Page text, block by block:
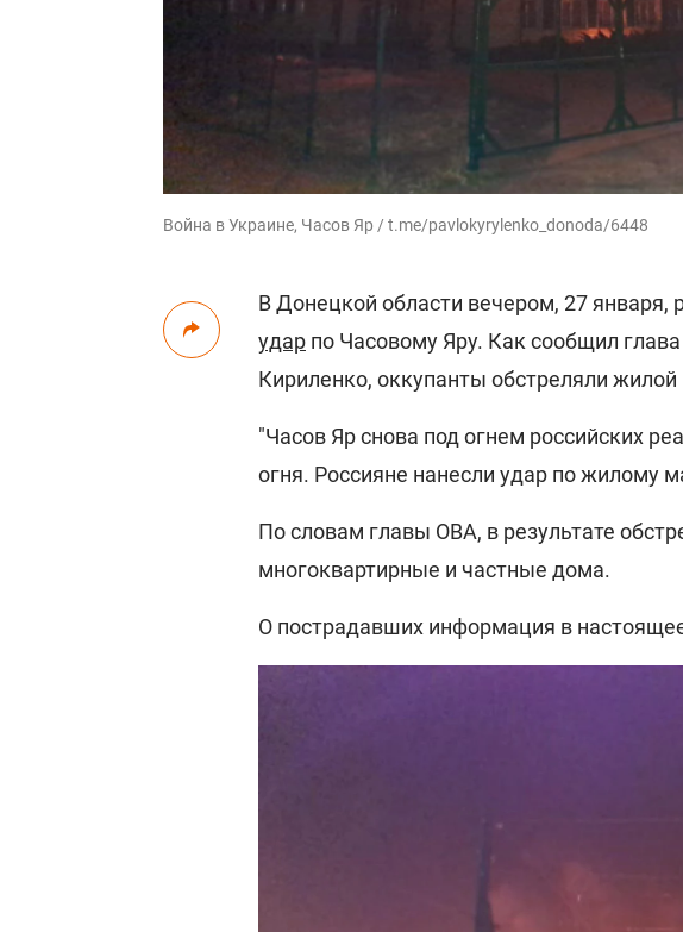
Война в Украине, Часов Яр / t.me/pavlokyrylenko_donoda/6448
В Донецкой области вечером, 27 января,
удар по Часовому Яру. Как сообщил
Кириленко, оккупанты обстреляли жилой
"Часов Яр снова под огнем российских
огня. Россияне нанесли удар по жилому
По словам главы ОВА, в результате
многоквартирные и частные дома.
О пострадавших информация в